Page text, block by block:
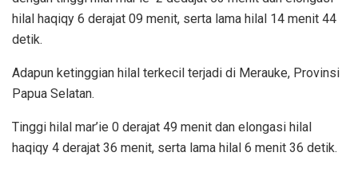
hilal haqiqy 6 derajat 09 menit, serta lama hilal 14 menit 44
detik.
Adapun ketinggian hilal terkecil terjadi di Merauke, Provinsi
Papua Selatan.
Tinggi hilal mar’ie 0 derajat 49 menit dan elongasi hilal
haqiqy 4 derajat 36 menit, serta lama hilal 6 menit 36 detik.